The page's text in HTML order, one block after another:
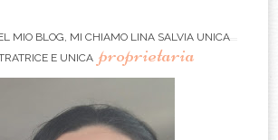
MIO BLOG, MI CHIAMO LINA SALVIA UNICA
E UNICA proprietaria